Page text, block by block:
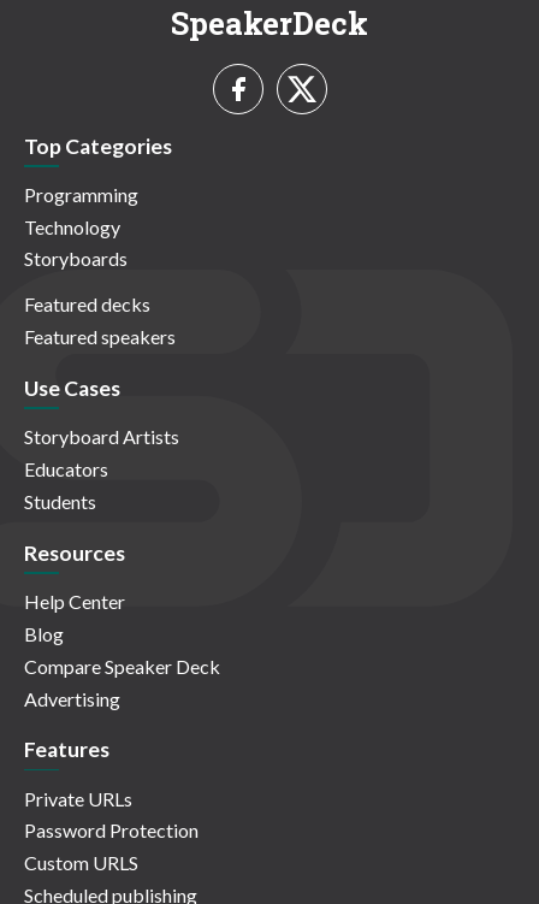
SpeakerDeck
Top Categories
Programming
Technology
Storyboards
Featured decks
Featured speakers
Use Cases
Storyboard Artists
Educators
Students
Resources
Help Center
Blog
Compare Speaker Deck
Advertising
Features
Private URLs
Password Protection
Custom URLS
Scheduled publishing